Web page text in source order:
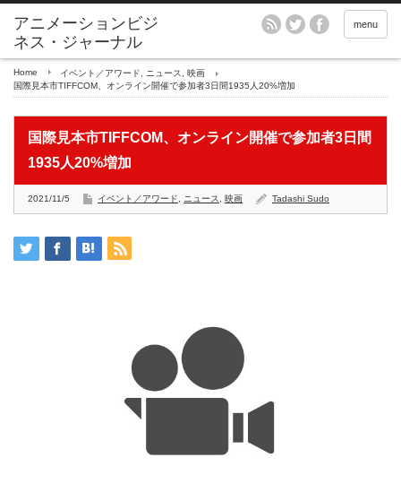
アニメーションビジ
ネス・ジャーナル
menu
Home イベント／アワード ニュース
映画
国際見本市TIFFCOM、オンライン開催で参加者3日間1935人20%増加
国際見本市TIFFCOM、オンライン開催で参加者3日間
1935人20%増加
2021/11/5 イベント／アワード ニュース 映画 Tadashi Sudo